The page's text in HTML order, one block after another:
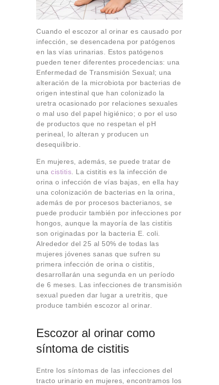
Cuando el escozor al orinar es causado por
infección, se desencadena por patógenos
en las vías urinarias. Estos patógenos
pueden tener diferentes procedencias: una
Enfermedad de Transmisión Sexual; una
alteración de la microbiota por bacterias de
origen intestinal que han colonizado la
uretra ocasionado por relaciones sexuales
o mal uso del papel higiénico; o por el uso
de productos que no respetan el pH
perineal, lo alteran y producen un
desequilibrio.
En mujeres, además, se puede tratar de
una cistitis . La cistitis es la infección de
orina o infección de vías bajas, en ella hay
una colonización de bacterias en la orina,
además de por procesos bacterianos, se
puede producir también por infecciones por
hongos, aunque la mayoría de las cistitis
son originadas por la bacteria E. coli.
Alrededor del 25 al 50% de todas las
mujeres jóvenes sanas que sufren su
primera infección de orina o cistitis,
desarrollarán una segunda en un período
de 6 meses. Las infecciones de transmisión
sexual pueden dar lugar a uretritis, que
produce también escozor al orinar.
Escozor al orinar como
síntoma de cistitis
Entre los síntomas de las infecciones del
tracto urinario en mujeres, encontramos los